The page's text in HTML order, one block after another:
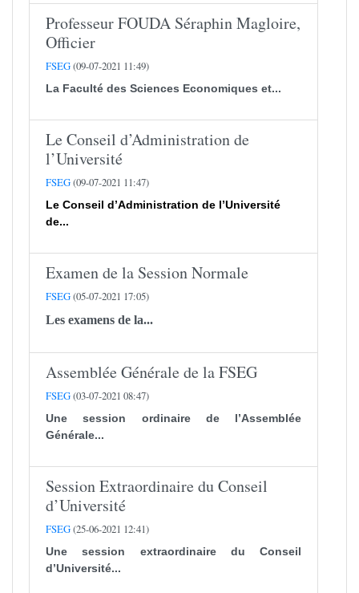
Professeur FOUDA Séraphin Magloire,
Officier
FSEG(09-07-2021 11:49)
La Faculté des Sciences Economiques et...
Le Conseil d’Administration de
l’Université
FSEG(09-07-2021 11:47)
Le Conseil d’Administration de l’Université
de...
Examen de la Session Normale
FSEG(05-07-2021 17:05)
Les examens de la...
Assemblée Générale de la FSEG
FSEG(03-07-2021 08:47)
Une session ordinaire de l’Assemblée
Générale...
Session Extraordinaire du Conseil
d’Université
FSEG(25-06-2021 12:41)
Une session extraordinaire du Conseil
d’Université...